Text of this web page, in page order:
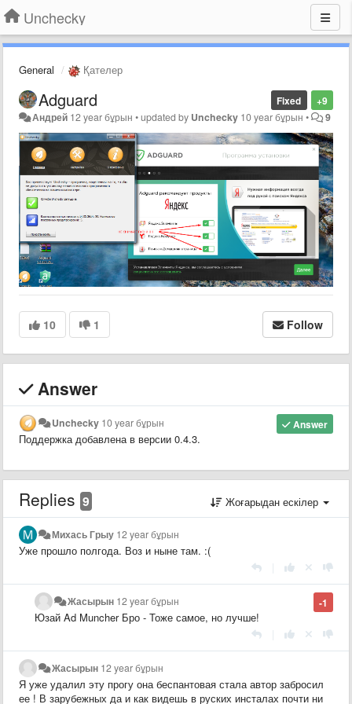
Unchecky
General Қателер
+9
Fixed
Adguard
Андрей 12 year бұрын •updated by Unchecky 10 year бұрын • 9
10 1 Follow
Answer
Answer
Unchecky 10 year бұрын
Поддержка добавлена в версии 0.4.3.
Replies 9 Жоғарыдан ескілер
Михась Грыу 12 year бұрын
Уже прошло полгода. Воз и ныне там. :(
-1
Жасырын 12 year бұрын
Юзай Ad Muncher Бро - Тоже самое, но лучше!
Жасырын 12 year бұрын
Я уже удалил эту прогу она беспантовая стала автор забросил
ее ! В зарубежных да и как видешь в руских инсталах почти ни